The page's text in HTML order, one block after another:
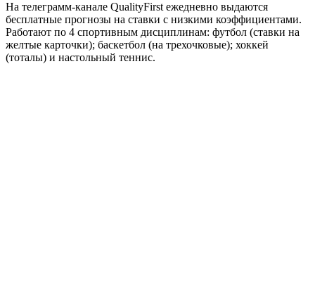
На телеграмм-канале QualityFirst ежедневно выдаются
бесплатные прогнозы на ставки с низкими коэффициентами.
Работают по 4 спортивным дисциплинам: футбол (ставки на
желтые карточки); баскетбол (на трехочковые); хоккей
(тоталы) и настольный теннис.